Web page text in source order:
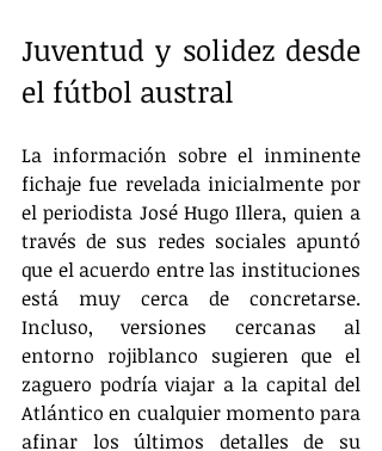
Juventud y solidez desde
el fútbol austral
La información sobre el inminente
fichaje fue revelada inicialmente por
el periodista José Hugo Illera, quien a
través de sus redes sociales apuntó
que el acuerdo entre las instituciones
está muy cerca de concretarse.
Incluso, versiones cercanas al
entorno rojiblanco sugieren que el
zaguero podría viajar a la capital del
Atlántico en cualquier momento para
afinar los últimos detalles de su